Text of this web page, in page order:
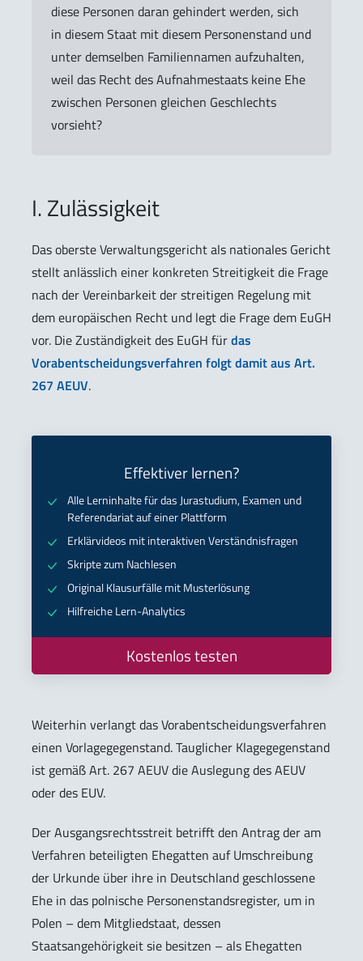
diese Personen daran gehindert werden, sich
in diesem Staat mit diesem Personenstand und
unter demselben Familiennamen aufzuhalten,
weil das Recht des Aufnahmestaats keine Ehe
zwischen Personen gleichen Geschlechts
vorsieht?
I. Zulässigkeit
Das oberste Verwaltungsgericht als nationales Gericht
stellt anlässlich einer konkreten Streitigkeit die Frage
nach der Vereinbarkeit der streitigen Regelung mit
dem europäischen Recht und legt die Frage dem EuGH
vor. Die Zuständigkeit des EuGH fürdas
Vorabentscheidungsverfahren folgt damit aus Art.
267 AEUV.
Effektiver lernen?
Alle Lerninhalte für das Jurastudium, Examen und
Referendariat auf einer Plattform
Erklärvideos mit interaktiven Verständnisfragen
Skripte zum Nachlesen
Original Klausurfälle mit Musterlösung
Hilfreiche Lern-Analytics
Kostenlos testen
Weiterhin verlangt das Vorabentscheidungsverfahren
einen Vorlagegegenstand. Tauglicher Klagegegenstand
ist gemäß Art. 267 AEUV die Auslegung des AEUV
oder des EUV.
Der Ausgangsrechtsstreit betrifft den Antrag der am
Verfahren beteiligten Ehegatten auf Umschreibung
der Urkunde über ihre in Deutschland geschlossene
Ehe in das polnische Personenstandsregister, um in
Polen – dem Mitgliedstaat, dessen
Staatsangehörigkeit sie besitzen – als Ehegatten